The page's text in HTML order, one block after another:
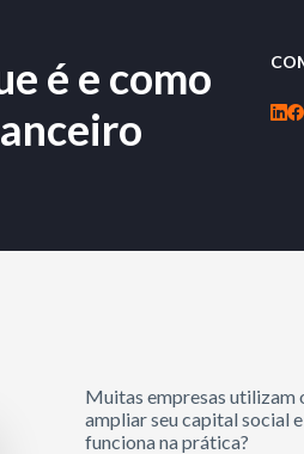
é e como
Muitas empresas utilizam
ampliar seu capital social
funciona na prática?